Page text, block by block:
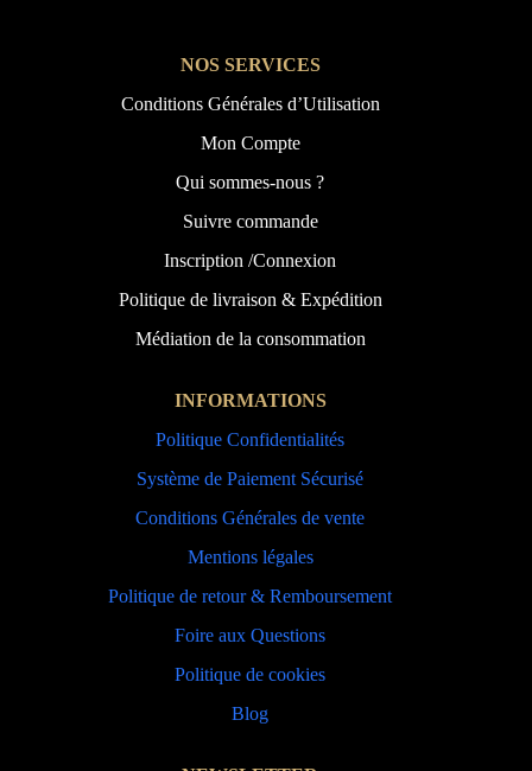
NOS SERVICES
Conditions Générales d’Utilisation
Mon Compte
Qui sommes-nous ?
Suivre commande
Inscription /Connexion
Politique de livraison & Expédition
Médiation de la consommation
INFORMATIONS
Politique Confidentialités
Système de Paiement Sécurisé
Conditions Générales de vente
Mentions légales
Politique de retour & Remboursement
Foire aux Questions
Politique de cookies
Blog